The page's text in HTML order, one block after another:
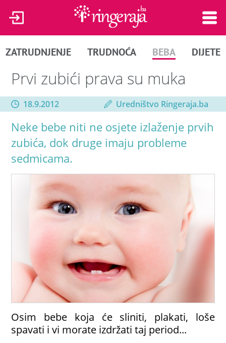
ZATRUDNJENJE TRUDNOĆA BEBA DIJETE
Prvi zubići prava su muka
18.9.2012 Uredništvo Ringeraja.ba
Neke bebe niti ne osjete izlaženje prvih
zubića, dok druge imaju probleme
sedmicama.
Osim bebe koja će sliniti, plakati, loše
spavati i vi morate izdržati taj period...